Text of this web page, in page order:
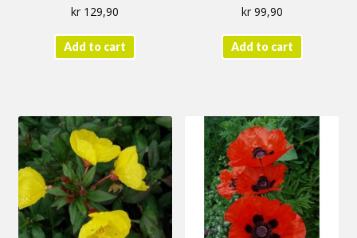
kr 129,90
Add to cart
kr99,90
Add to cart